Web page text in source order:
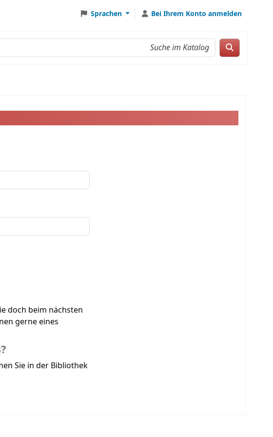
Sprachen Bei Ihrem Konto anmelden
doch beim nächsten
gerne eines
Sie in der Bibliothek